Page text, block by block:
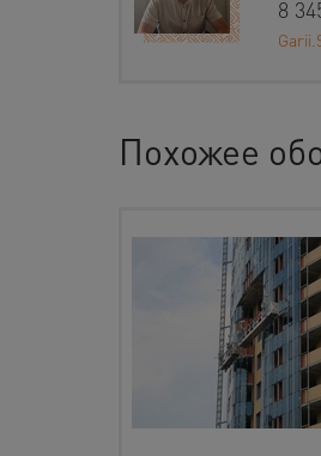
8
Похожее